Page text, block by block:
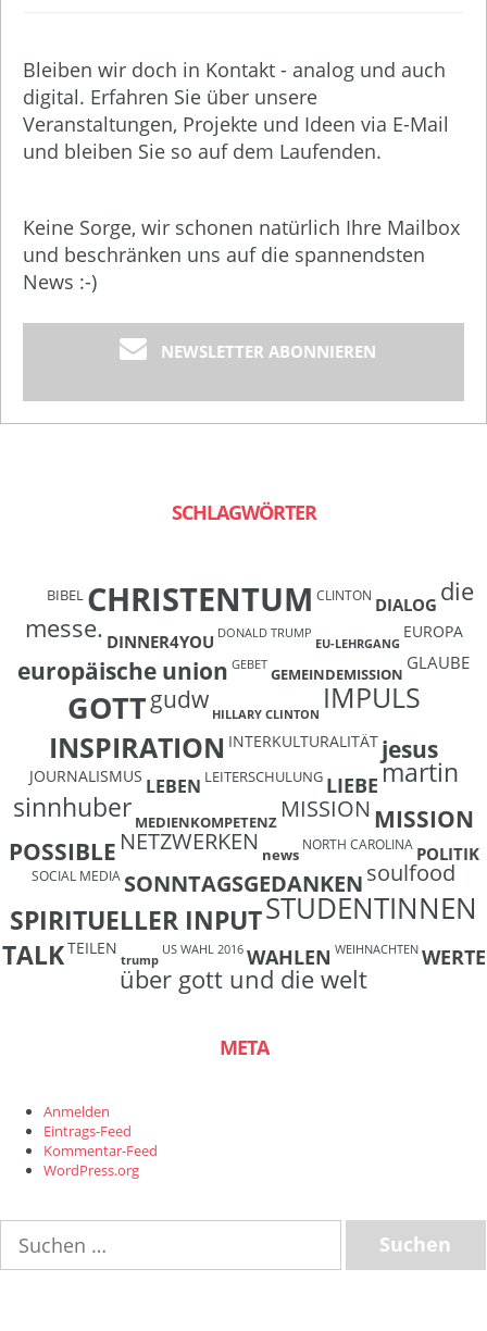
Bleiben wir doch in Kontakt - analog und auch
digital. Erfahren Sie über unsere
Veranstaltungen, Projekte und Ideen via E-Mail
und bleiben Sie so auf dem Laufenden.
Keine Sorge, wir schonen natürlich Ihre Mailbox
und beschränken uns auf die spannendsten
News :-)
NEWSLETTER ABONNIEREN
SCHLAGWÖRTER
BIBEL CHRISTENTUM CLINTON DIALOG die
messe. DINNER4YOU DONALD TRUMP
EU-LEHRGANG
EUROPA
europäische union GEBET GEMEINDEMISSION
GLAUBE
GOTTgudw HILLARY CLINTON IMPULS
INSPIRATION INTERKULTURALITÄT jesus
JOURNALISMUS LEBEN LEITERSCHULUNG LIEBEmartin
sinnhuber MEDIENKOMPETENZ MISSION MISSION
POSSIBLE NETZWERKEN news
NORTH CAROLINA POLITIK
SOCIAL MEDIA SONNTAGSGEDANKENsoulfood
SPIRITUELLER INPUTSTUDENTINNEN
TALKTEILEN
trump
US WAHL 2016 WAHLEN WEIHNACHTEN WERTE
über gott und die welt
META
Anmelden
Eintrags-Feed
Kommentar-Feed
WordPress.org
nach: